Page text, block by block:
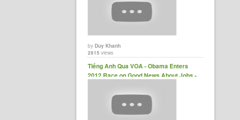
byDuy Khanh
2815 views
Tiếng Anh Qua VOA - Obama Enters
2012 Race on Good News About Jobs -